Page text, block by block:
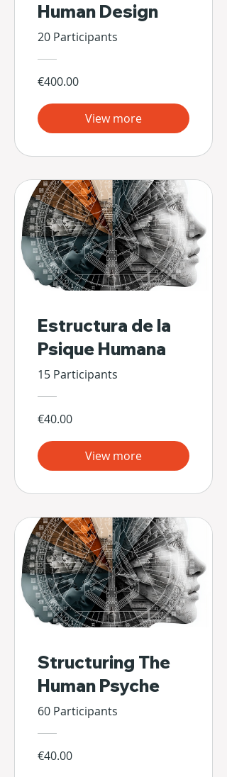
Human Design
20 Participants
€400.00
View more
Estructura de la
Psique Humana
15 Participants
€40.00
View more
Structuring The
Human Psyche
60 Participants
€40.00